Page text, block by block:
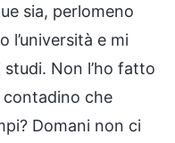
sia, perlomeno
l’università e mi
Non l’ho fatto
contadino che
Domani non ci